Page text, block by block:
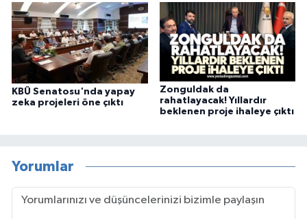
KBÜ Senatosu'nda yapay
zeka projeleri öne çıktı
Zonguldak da
rahatlayacak! Yıllardır
beklenen proje ihaleye çıktı
Yorumlar